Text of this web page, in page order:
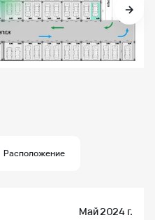
Расположение
Май 2024 г.